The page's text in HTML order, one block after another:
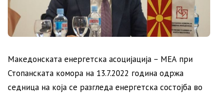
Македонската енергетска асоцијација – МЕА при
Стопанската комора на 13.7.2022 година одржа
седница на која се разгледа енергетска состојба во